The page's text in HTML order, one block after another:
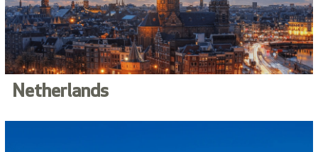
Netherlands